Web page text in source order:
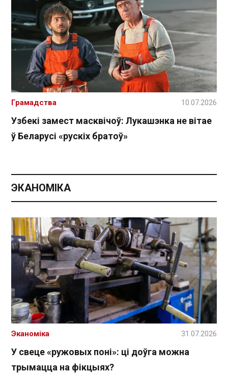
Узбекі замест масквічоў: Лукашэнка не вітае
ў Беларусі «рускіх братоў»
Грамадства 10.07.2026
ЭКАНОМІКА
У свеце «ружовых поні»: ці доўга можна
трымацца на фікцыях?
Эканоміка 31.07.2026